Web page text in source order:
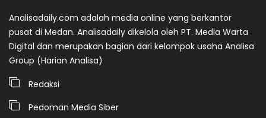
Analisadaily.com adalah media online yang berkantor
pusat di Medan. Analisadaily dikelola oleh PT. Media Warta
Digital dan merupakan bagian dari kelompok usaha Analisa
Group (Harian Analisa)
Redaksi
Pedoman Media Siber